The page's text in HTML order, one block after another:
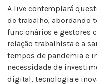
A live contemplará
de trabalho, abordando
funcionários e gestores
relação trabalhista e a
tempos de pandemia e
necessidade de
digital, tecnologia e